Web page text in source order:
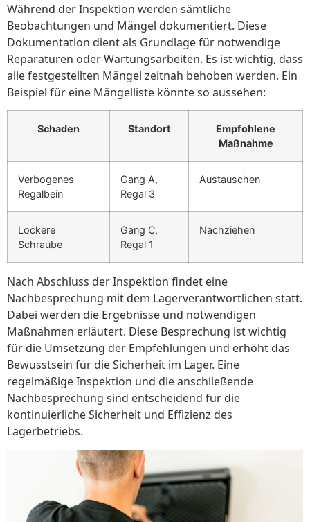
Während der Inspektion werden sämtliche
Beobachtungen und Mängel dokumentiert. Diese
Dokumentation dient als Grundlage für notwendige
Reparaturen oder Wartungsarbeiten. Es ist wichtig, dass
alle festgestellten Mängel zeitnah behoben werden. Ein
Beispiel für eine Mängelliste könnte so aussehen:
Schaden Standort
Empfohlene
Maßnahme
Verbogenes
Regalbein
Gang A,
Regal 3
Austauschen
Lockere
Schraube
Gang C,
Regal 1
Nachziehen
Nach Abschluss der Inspektion findet eine
Nachbesprechung mit dem Lagerverantwortlichen statt.
Dabei werden die Ergebnisse und notwendigen
Maßnahmen erläutert. Diese Besprechung ist wichtig
für die Umsetzung der Empfehlungen und erhöht das
Bewusstsein für die Sicherheit im Lager. Eine
regelmäßige Inspektion und die anschließende
Nachbesprechung sind entscheidend für die
kontinuierliche Sicherheit und Effizienz des
Lagerbetriebs.